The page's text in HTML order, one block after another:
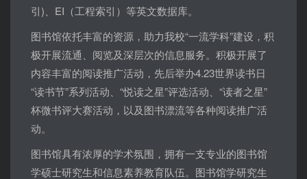
引) EI （工程索引）等英文数据库。
图书馆依托丰富的资源，助力我校“一流学科”建设，积
极开展流通、阅览及深层次的信息服务。积极开展了
内容丰富的阅读推广活动，先后举办4.23世界读书日
“读书节”系列活动、“悦读之星”评选活动、“读者之星”
杯微书评大赛活动，以及图书漂流等各种阅读推广活
动。
图书馆具有浓厚的学术氛围，拥有一支专业的图书馆
学硕士研究生和信息素养教育队伍。图书馆学研究生